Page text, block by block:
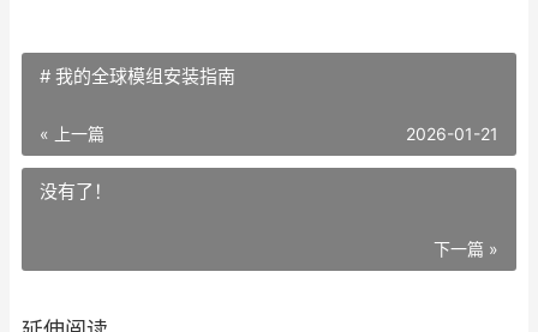
# 我的全球模组安装指南
« 上一篇 2026-01-21
没有了！
下一篇 »